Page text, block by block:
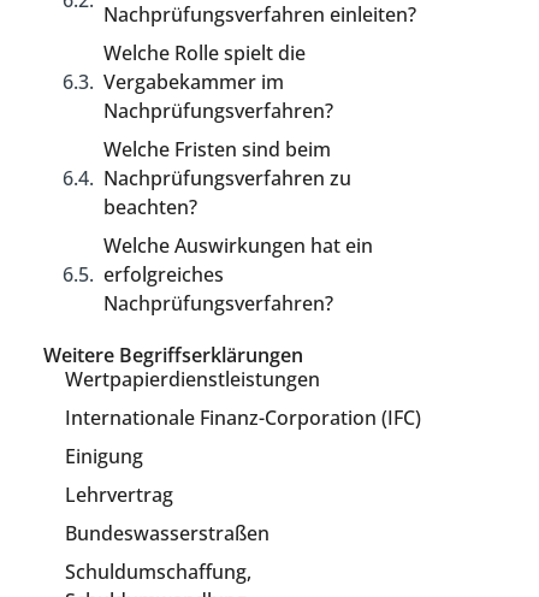
Nachprüfungsverfahren einleiten?
Welche Rolle spielt die
Vergabekammer im
Nachprüfungsverfahren?
Welche Fristen sind beim
Nachprüfungsverfahren zu
beachten?
Welche Auswirkungen hat ein
erfolgreiches
Nachprüfungsverfahren?
Weitere Begriffserklärungen
Wertpapierdienstleistungen
Internationale Finanz-Corporation (IFC)
Einigung
Lehrvertrag
Bundeswasserstraßen
Schuldumschaffung,